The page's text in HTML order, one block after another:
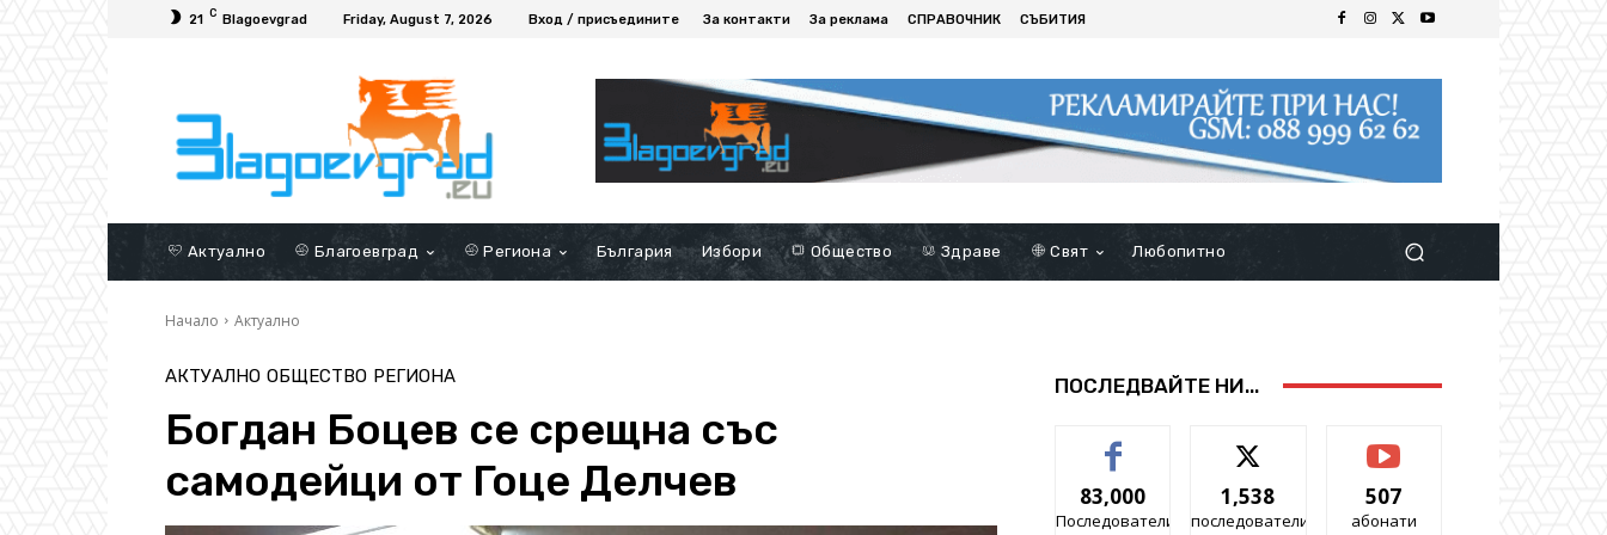
21 C Blagoevgrad Friday, August 7, 2026 Вход / присъедините За контакти За реклама СПРАВОЧНИК СЪБИТИЯ
Актуално Благоевград Региона България Избори Общество Здраве Свят Любопитно
Начало Актуално
АКТУАЛНО ОБЩЕСТВО РЕГИОНА
Богдан Боцев се срещна със
самодейци от Гоце Делчев
ПОСЛЕДВАЙТЕ НИ...
83,000
Последователи
1,538
последователи
507
абонати